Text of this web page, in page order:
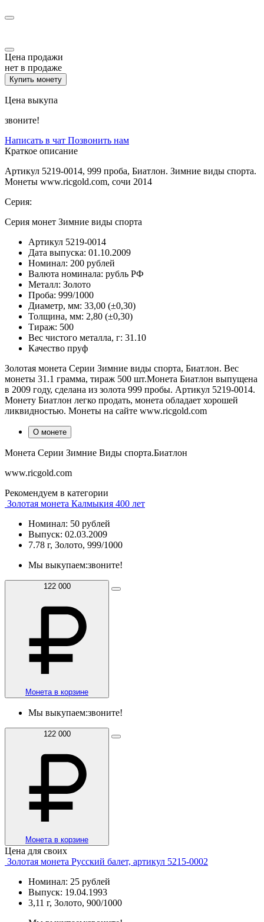
Цена продажи
нет в продаже
Купить монету
Цена выкупа
звоните!
Написать в чат Позвонить нам
Краткое описание
Артикул 5219-0014, 999 проба, Биатлон. Зимние виды спорта.
Монеты www.ricgold.com, сочи 2014
Серия:
Серия монет Зимние виды спорта
Артикул 5219-0014
Дата выпуска: 01.10.2009
Номинал: 200 рублей
Валюта номинала: рубль РФ
Металл: Золото
Проба: 999/1000
Диаметр, мм: 33,00 (±0,30)
Толщина, мм: 2,80 (±0,30)
Тираж: 500
Вес чистого металла, г: 31.10
Качество пруф
Золотая монета Серии Зимние виды спорта, Биатлон. Вес
монеты 31.1 грамма, тираж 500 шт.Монета Биатлон выпущена
в 2009 году, сделана из золота 999 пробы. Артикул 5219-0014.
Монету Биатлон легко продать, монета обладает хорошей
ликвидностью. Монеты на сайте www.ricgold.com
О монете
Монета Серии Зимние Виды спорта.Биатлон
www.ricgold.com
Рекомендуем в категории
Золотая монета Калмыкия 400 лет
Номинал: 50 рублей
Выпуск: 02.03.2009
7.78 г, Золото, 999/1000
Мы выкупаем:звоните!
122 000
Монета в корзине
Мы выкупаем:звоните!
122 000
Монета в корзине
Цена для своих
Золотая монета Русский балет, артикул 5215-0002
Номинал: 25 рублей
Выпуск: 19.04.1993
3,11 г, Золото, 900/1000